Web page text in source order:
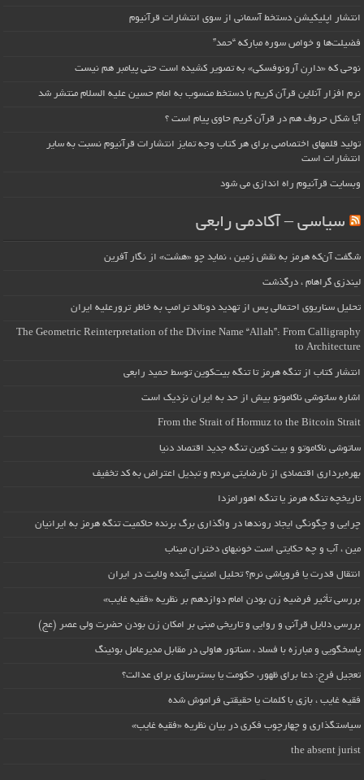
انتشار اپلیکیشن دستخط آسمانی از سوی انتشارات قرآنیوم
فضیلت‌ها و خواص سوره مبارکه “حمد”
نوحی که «دارِن آرونوفسکی» به تصویر کشیده است حتی پیامبر هم نیست
نرم افزار آنلاین قرآن کریم با دستخط منسوب به امام حسین علیه السلام منتشر شد
آیا شکل حروف هم در قرآن کریم حاوی پیام است ؟
تولید قلمهای اختصاصی برای هر کتاب وجه تمایز انتشارات قرآنیوم نسبت به سایر
انتشارات است
وبسایت قرآنیوم راه اندازی می شود
سیاسی – آکادمی رابعی
شگفت آن‌که هرمز به نقش زمین ، نماید چو «هشت» از نگار آفرین
لیندزی گراهام ، درگذشت
تحلیل سناریوی احتمالی پس از تهدید دونالد ترامپ به خاطر ترورعلیه ایران
The Geometric Reinterpretation of the Divine Name “Allah”: From Calligraphy
to Architecture
انتشار کتاب از تنگه هرمز تا تنگه بیت‌کوین توسط حمید رابعی
اشاره ساتوشی ناکاموتو بیش از حد به ایران نزدیک است
From the Strait of Hormuz to the Bitcoin Strait
ساتوشی ناکاموتو و بیت کوین تنگه جدید اقتصاد دنیا
بهره‌برداری اقتصادی از نارضایتی مردم و تبدیل اعتراض به کد تخفیف
تاریخچه تنگه هرمز یا تنگه اهورامزدا
چرایی و چگونگی ایجاد روندها در واگذاری برگ برنده حاکمیت تنگه هرمز به ایرانیان
مین ، آب و چه حکایتی است خونبهای دختران میناب
انتقال قدرت یا فروپاشی نرم؟ تحلیل امنیتی آینده ولایت در ایران
بررسی تأثیر فرضیه زن بودن امام دوازدهم بر نظریه «فقیه غایب»
بررسی دلایل قرآنی و روایی و تاریخی مبنی بر امکان زن بودن حضرت ولی عصر (عج)
پاسخگویی و مبارزه با فساد ، سناتور هاولی در مقابل مدیرعامل بوئینگ
تعجیل فرج: دعا برای ظهور، حکومت یا بسترسازی برای عدالت؟
فقیه غایب ، بازی با کلمات یا حقیقتی فراموش شده
سیاستگذاری و چهارچوب فکری در بیان نظریه «فقیه غایب»
the absent jurist